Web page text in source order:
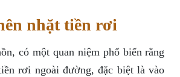
nhặt tiền rơi
có một quan niệm phổ biến rằng
rơi ngoài đường, đặc biệt là vào